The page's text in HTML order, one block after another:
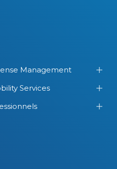
Management
Services